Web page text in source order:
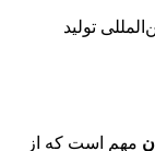
تولید
مهم است که از